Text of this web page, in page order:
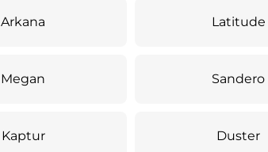
Arkana Latitude
Megan Sandero
Kaptur Duster